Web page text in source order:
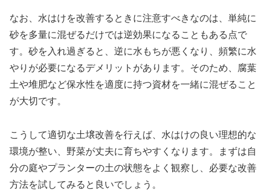
なお、水はけを改善するときに注意すべきなのは、単純に
砂を多量に混ぜるだけでは逆効果になることもある点で
す。砂を入れ過ぎると、逆に水もちが悪くなり、頻繁に水
やりが必要になるデメリットがあります。そのため、腐葉
土や堆肥など保水性を適度に持つ資材を一緒に混ぜること
が大切です。
こうして適切な土壌改善を行えば、水はけの良い理想的な
環境が整い、野菜が丈夫に育ちやすくなります。まずは自
分の庭やプランターの土の状態をよく観察し、必要な改善
方法を試してみると良いでしょう。